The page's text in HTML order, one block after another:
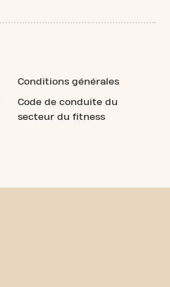
Conditions générales
Code de conduite du
secteur du fitness